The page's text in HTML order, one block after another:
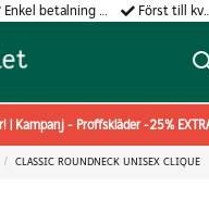
Enkel betalning med Klarna Först till kvarn gäller!
| Kampanj - Proffskläder -25%
CLASSIC ROUNDNECK UNISEX CLIQUE